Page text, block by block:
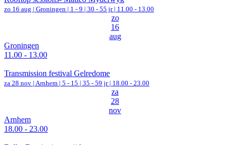
zo 16 aug | Groningen | 1 - 9 | 30 - 55 jr | 11.00 - 13.00
zo
16
aug
Groningen
11.00 - 13.00
Transmission festival Gelredome
za 28 nov | Arnhem | 5 - 15 | 35 - 59 jr | 18.00 - 23.00
za
28
nov
Arnhem
18.00 - 23.00